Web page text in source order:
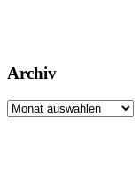
Archiv
Archiv